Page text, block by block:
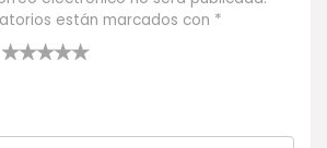
están marcados con *
e
5
las
s